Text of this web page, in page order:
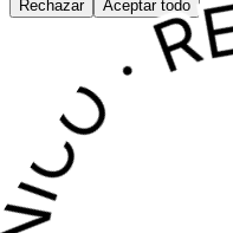
Rechazar Aceptar todo